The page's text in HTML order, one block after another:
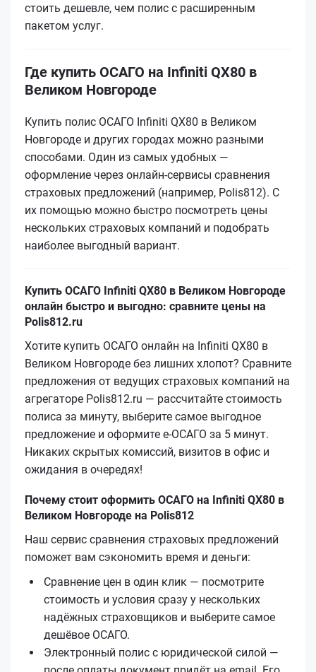
стоить дешевле, чем полис с расширенным
пакетом услуг.
Где купить ОСАГО на Infiniti QX80 в
Великом Новгороде
Купить полис ОСАГО Infiniti QX80 в Великом
Новгороде и других городах можно разными
способами. Один из самых удобных —
оформление через онлайн-сервисы сравнения
страховых предложений (например, Polis812). С
их помощью можно быстро посмотреть цены
нескольких страховых компаний и подобрать
наиболее выгодный вариант.
Купить ОСАГО Infiniti QX80 в Великом Новгороде
онлайн быстро и выгодно: сравните цены на
Polis812.ru
Хотите купить ОСАГО онлайн на Infiniti QX80 в
Великом Новгороде без лишних хлопот? Сравните
предложения от ведущих страховых компаний на
агрегаторе Polis812.ru — рассчитайте стоимость
полиса за минуту, выберите самое выгодное
предложение и оформите е‑ОСАГО за 5 минут.
Никаких скрытых комиссий, визитов в офис и
ожидания в очередях!
Почему стоит оформить ОСАГО на Infiniti QX80 в
Великом Новгороде на Polis812
Наш сервис сравнения страховых предложений
поможет вам сэкономить время и деньги:
Сравнение цен в один клик — посмотрите
стоимость и условия сразу у нескольких
надёжных страховщиков и выберите самое
дешёвое ОСАГО.
Электронный полис с юридической силой —